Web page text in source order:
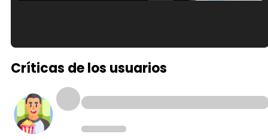
Críticas de los usuarios